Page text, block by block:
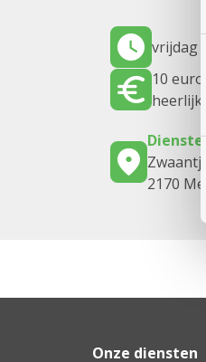
vrijdag
10
heerlijk
2170
Onze diensten